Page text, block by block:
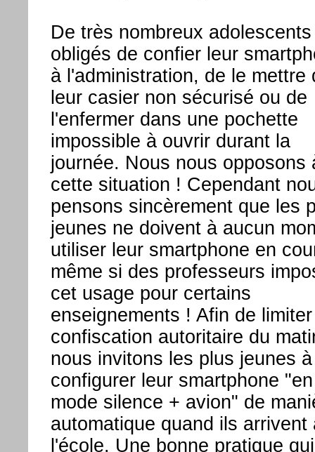
De très nombreux
obligés de confier leur
à l'administration, de le mettre
leur casier non sécurisé ou de
l'enfermer dans une pochette
impossible à ouvrir durant la
journée. Nous nous opposons
cette situation ! Cependant
pensons sincèrement que les
jeunes ne doivent à aucun
utiliser leur smartphone en
même si des professeurs
cet usage pour certains
enseignements ! Afin de
confiscation autoritaire du
nous invitons les plus jeunes à
configurer leur smartphone "en
mode silence + avion" de
automatique quand ils arrivent
l'école. Une bonne pratique